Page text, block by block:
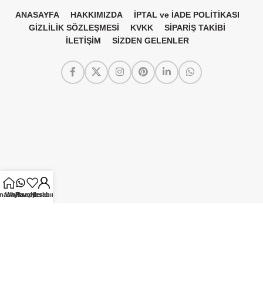
ANASAYFA HAKKIMIZDA
İPTAL ve İADE POLİTİKASI
GİZLİLİK SÖZLEŞMESİ
KVKK
SİPARİŞ TAKİBİ
İLETİŞİM
SİZDEN GELENLER
Whatsapp
Favorilerim
Hesabım